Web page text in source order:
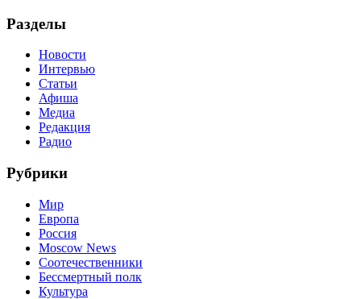
Разделы
Новости
Интервью
Статьи
Афиша
Медиа
Редакция
Радио
Рубрики
Мир
Европа
Россия
Moscow News
Соотечественники
Бессмертный полк
Культура